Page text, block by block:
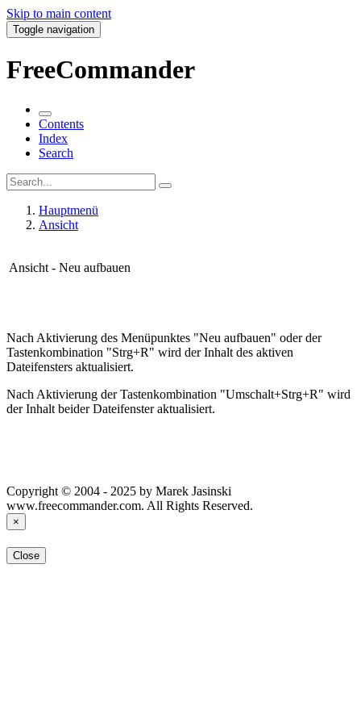
Skip to main content
Toggle navigation
FreeCommander
Contents
Index
Search
Hauptmenü
Ansicht
Ansicht - Neu aufbauen
Nach Aktivierung des Menüpunktes "Neu aufbauen" oder der
Tastenkombination "Strg+R" wird der Inhalt des aktiven
Dateifensters aktualisiert.
Nach Aktivierung der Tastenkombination "Umschalt+Strg+R" wird
der Inhalt beider Dateifenster aktualisiert.
Copyright © 2004 - 2025 by Marek Jasinski
www.freecommander.com. All Rights Reserved.
×
Close